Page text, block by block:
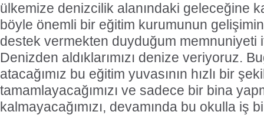
ülkemize denizcilik alanındaki geleceğine
böyle önemli bir eğitim kurumunun
destek vermekten duyduğum memnuniyeti
Denizden aldıklarımızı denize veriyoruz.
atacağımız bu eğitim yuvasının hızlı bir
tamamlayacağımızı ve sadece bir bina
kalmayacağımızı, devamında bu okulla iş